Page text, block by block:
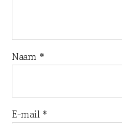
Naam *
E-mail *